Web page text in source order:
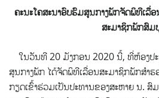
ຄະນະໂຄສະນາອົບຮົມສູນກາງພັກຈັດພິທີເລື່
ສະມາຊິກພັກສົມ
ໃນວັນທີ 20 ມັງກອນ 2020 ນີ້, ທີ່ຫ້ອງປະ
ສູນກາງພັກ ໄດ້ຈັດພິທີເລື່ອນສະມາຊິກພັກສຳ
ກຽດເຂົ້າຮ່ວມເປັນປະທານຂອງສະຫາຍ ນ.